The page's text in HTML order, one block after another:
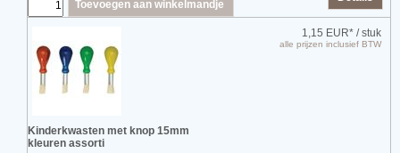
Toevoegen aan winkelmandje
Kinderkwasten met knop 15mm
kleuren assorti
1,15 EUR* / stuk
alle prijzen inclusief BTW